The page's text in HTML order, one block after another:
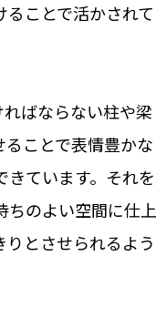
ことで活かされて
ばならない柱や梁
ことで表情豊かな
ています。それを
ちのよい空間に仕上
とさせられるよう